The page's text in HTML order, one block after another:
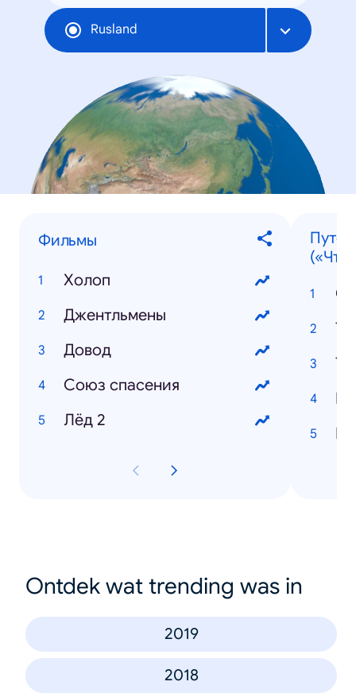
Rusland
Фильмы
Холоп
Джентльмены
Довод
Союз cпасения
Лёд 2
(«Что
Ontdek wat trending was in
2019
2018